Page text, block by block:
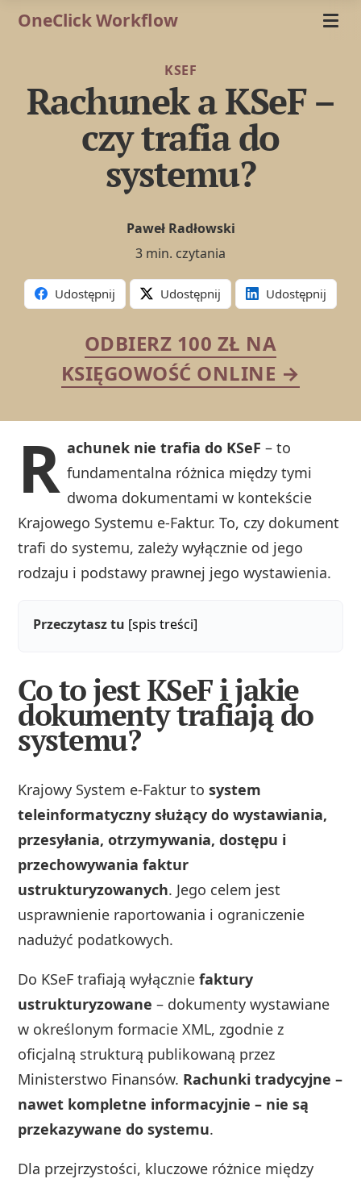
OneClick Workflow
KSEF
Rachunek a KSeF –
czy trafia do
systemu?
Paweł Radłowski
3 min. czytania
Udostępnij Udostępnij Udostępnij
ODBIERZ 100 ZŁ NA
KSIĘGOWOŚĆ ONLINE →
R achunek nie trafia do KSeF – to
fundamentalna różnica między tymi
dwoma dokumentami w kontekście
Krajowego Systemu e-Faktur. To, czy dokument
trafi do systemu, zależy wyłącznie od jego
rodzaju i podstawy prawnej jego wystawienia.
Przeczytasz tu [spis treści]
Co to jest KSeF i jakie
dokumenty trafiają do
systemu?
Krajowy System e-Faktur tosystem
teleinformatyczny służący do wystawiania,
przesyłania, otrzymywania, dostępu i
przechowywania faktur
ustrukturyzowanych. Jego celem jest
usprawnienie raportowania i ograniczenie
nadużyć podatkowych.
Do KSeF trafiają wyłączniefaktury
ustrukturyzowane – dokumenty wystawiane
w określonym formacie XML, zgodnie z
oficjalną strukturą publikowaną przez
Ministerstwo Finansów. Rachunki tradycyjne –
nawet kompletne informacyjnie – nie są
przekazywane do systemu.
Dla przejrzystości, kluczowe różnice między